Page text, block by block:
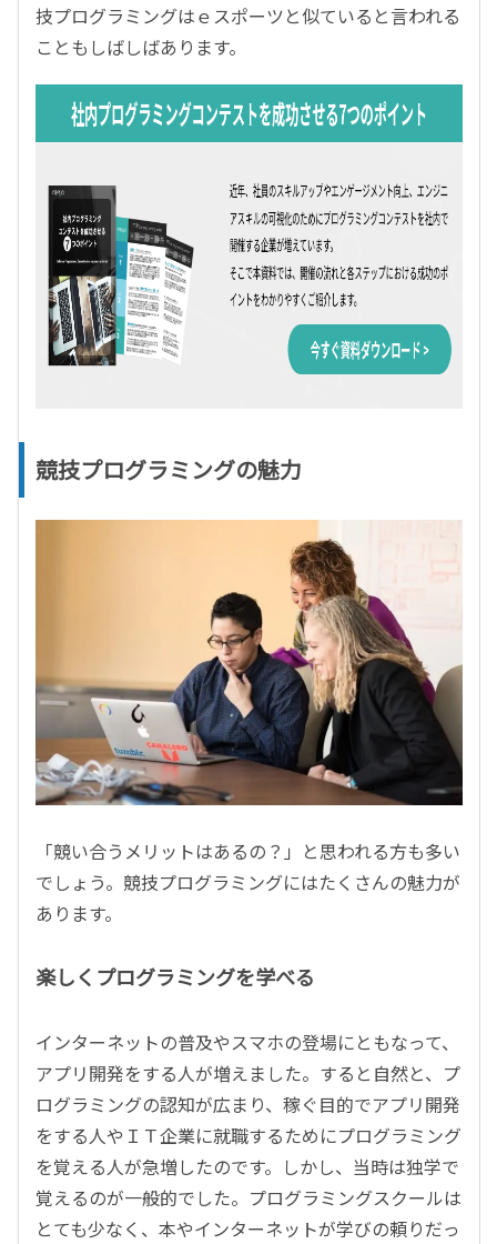
技プログラミングはｅスポーツと似ていると言われる
こともしばしばあります。
競技プログラミングの魅力
「競い合うメリットはあるの？」と思われる方も多い
でしょう。競技プログラミングにはたくさんの魅力が
あります。
楽しくプログラミングを学べる
インターネットの普及やスマホの登場にともなって、
アプリ開発をする人が増えました。すると自然と、プ
ログラミングの認知が広まり、稼ぐ目的でアプリ開発
をする人やＩＴ企業に就職するためにプログラミング
を覚える人が急増したのです。しかし、当時は独学で
覚えるのが一般的でした。プログラミングスクールは
とても少なく、本やインターネットが学びの頼りだっ